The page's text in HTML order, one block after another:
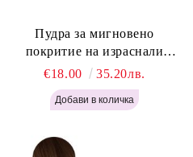
Пудра за мигновено
покритие на израснали
корени Русо - Labor Pro
Instant Retouch Powder -
Blonde H645
€18.00 35.20лв.